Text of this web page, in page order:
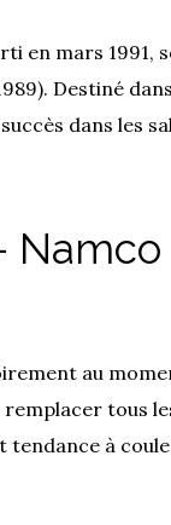
en mars 1991,
Destiné
dans les
au
tous
tendance à